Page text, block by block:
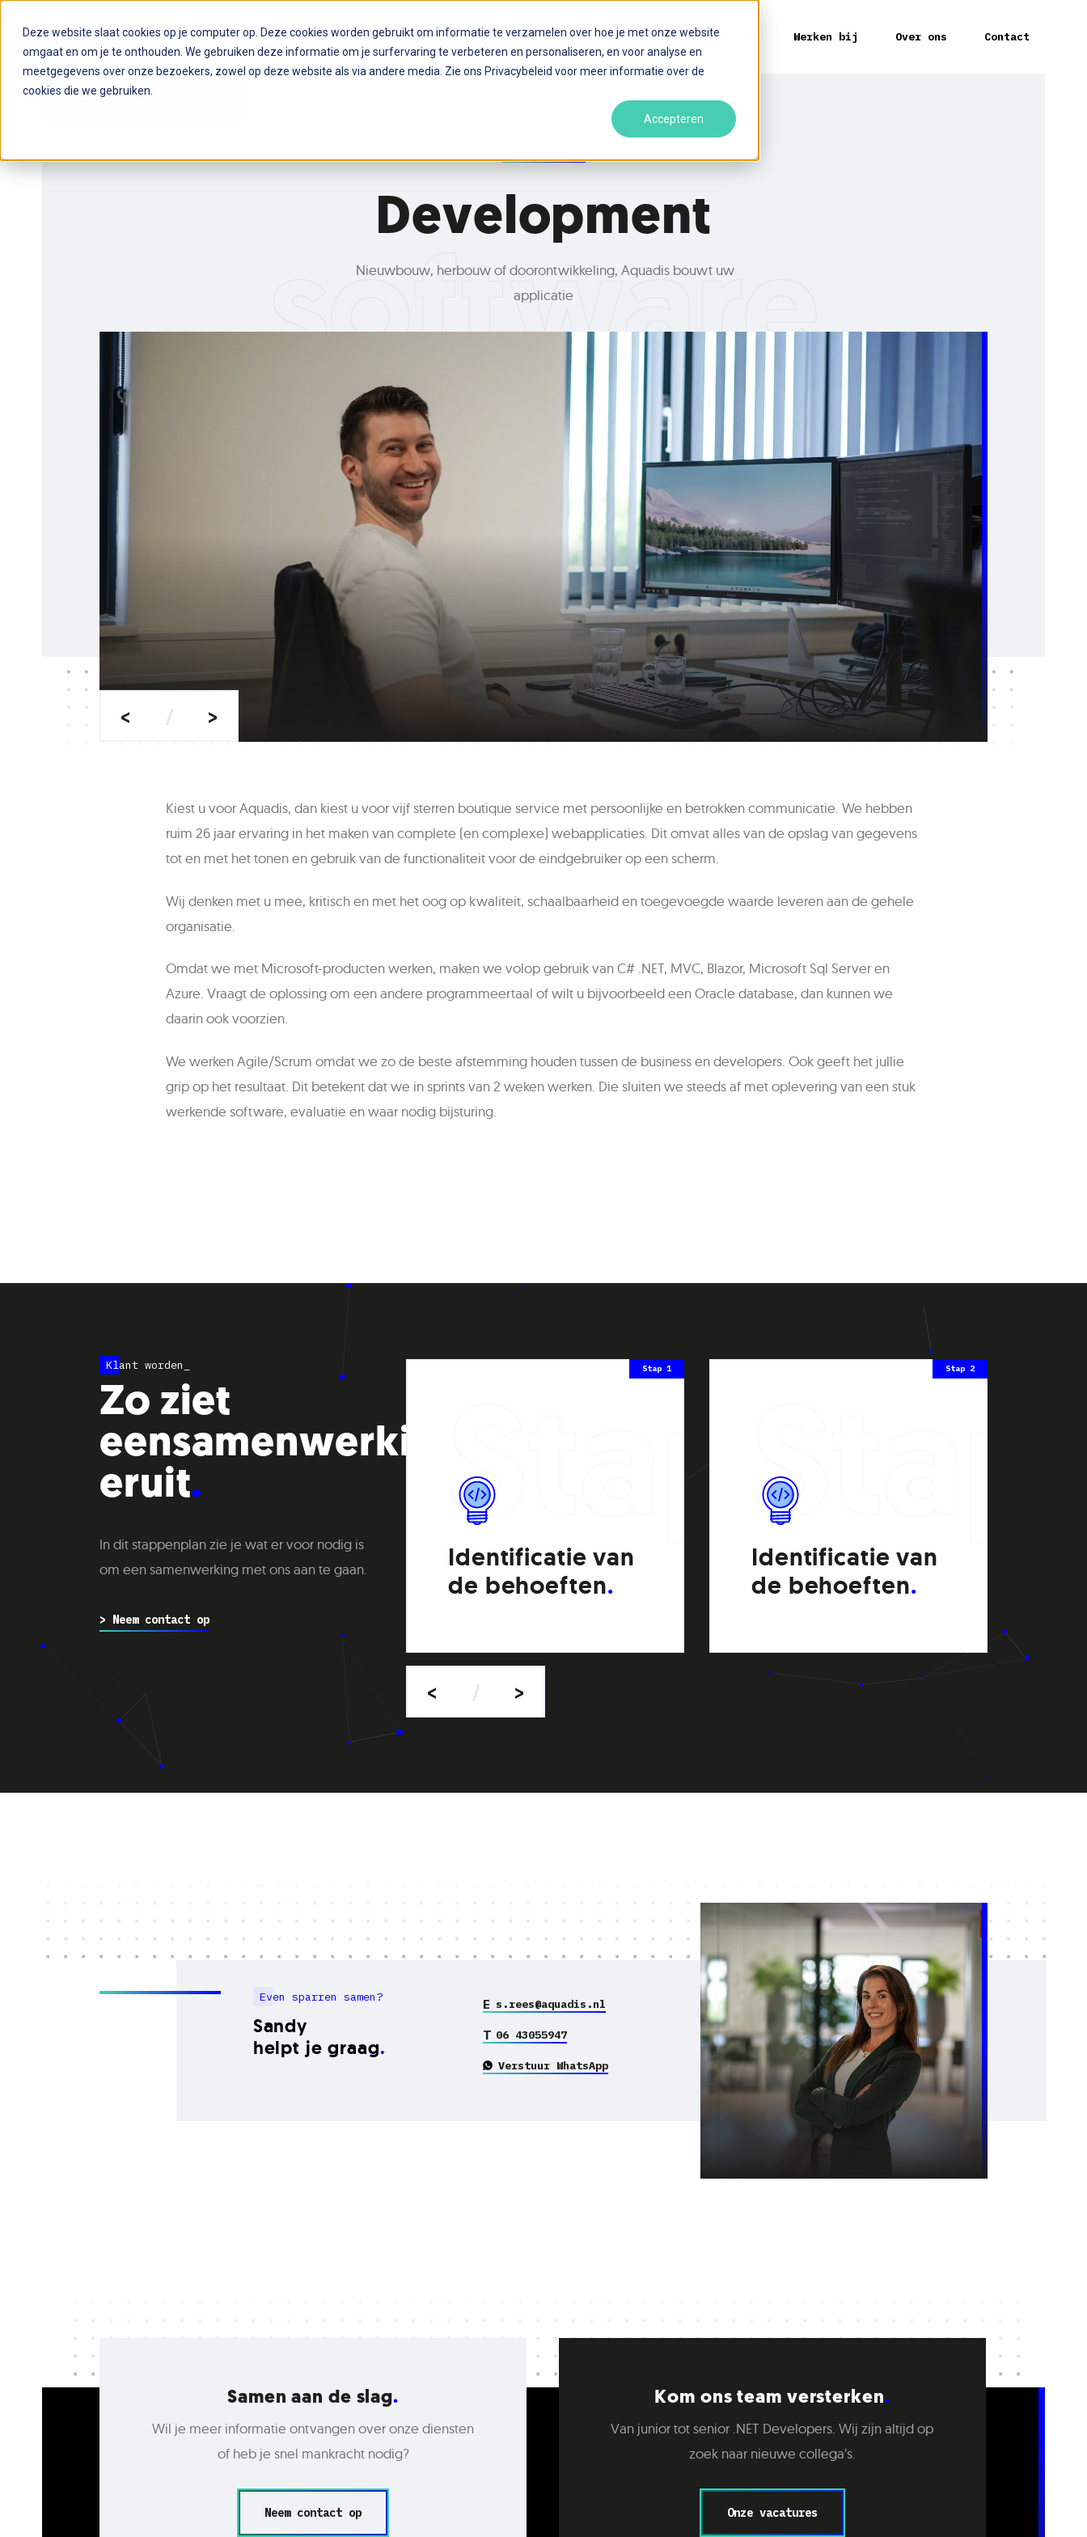
Deze website slaat cookies op je computer op. Deze cookies worden gebruikt om informatie te verzamelen over hoe je met onze website
omgaat en om je te onthouden. We gebruiken deze informatie om je surfervaring te verbeteren en personaliseren, en voor analyse en
meetgegevens over onze bezoekers, zowel op deze website als via andere media. Zie ons Privacybeleid voor meer informatie over de
cookies die we gebruiken.
Accepteren
Home Diensten[ ] Nieuws Werken bij Over ons Contact
Home Diensten
Development
Nieuwbouw, herbouw of doorontwikkeling, Aquadis bouwt uw
applicatie
software
< / >
Kiest u voor Aquadis, dan kiest u voor vijf sterren boutique service met persoonlijke en betrokken communicatie. We hebben
ruim 26 jaar ervaring in het maken van complete (en complexe) webapplicaties. Dit omvat alles van de opslag van gegevens
tot en met het tonen en gebruik van de functionaliteit voor de eindgebruiker op een scherm.
Wij denken met u mee, kritisch en met het oog op kwaliteit, schaalbaarheid en toegevoegde waarde leveren aan de gehele
organisatie.
Omdat we met Microsoft-producten werken, maken we volop gebruik van C# .NET, MVC, Blazor, Microsoft Sql Server en
Azure. Vraagt de oplossing om een andere programmeertaal of wilt u bijvoorbeeld een Oracle database, dan kunnen we
daarin ook voorzien.
We werken Agile/Scrum omdat we zo de beste afstemming houden tussen de business en developers. Ook geeft het jullie
grip op het resultaat. Dit betekent dat we in sprints van 2 weken werken. Die sluiten we steeds af met oplevering van een stuk
werkende software, evaluatie en waar nodig bijsturing.
Klant worden_
Zo ziet
eensamenwerking
eruit
In dit stappenplan zie je wat er voor nodig is
om een samenwerking met ons aan te gaan.
> Neem contact op
Stappenplan
Identificatie van
de behoeften
Stap 1
Identificatie van
de behoeften
Stap 2
Identificatie van
de behoeften
< / >
Even sparren samen?
Sandy
helpt je graag
E s.rees@aquadis.nl
T 06 43055947
Verstuur WhatsApp
Samen aan de slag
Wil je meer informatie ontvangen over onze diensten
of heb je snel mankracht nodig?
Neem contact op
Kom ons team versterken
Van junior tot senior .NET Developers. Wij zijn altijd op
zoek naar nieuwe collega’s.
Onze vacatures